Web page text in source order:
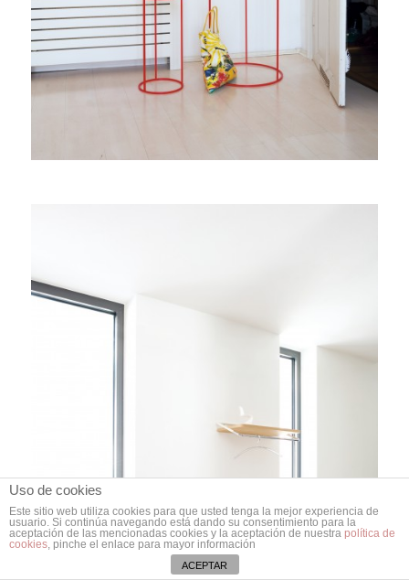
Uso de cookies
Este sitio web utiliza cookies para que usted tenga la mejor experiencia de
usuario. Si continúa navegando está dando su consentimiento para la
aceptación de las mencionadas cookies y la aceptación de nuestra política de
cookies, pinche el enlace para mayor información
ACEPTAR